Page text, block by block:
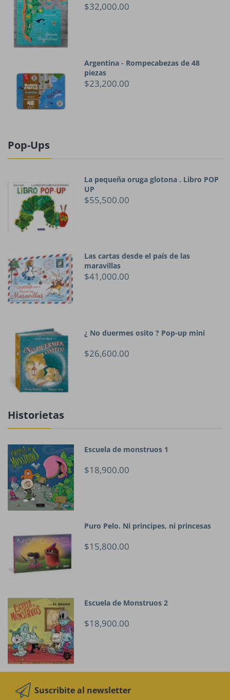
$32,000.00
Argentina - Rompecabezas de 48
piezas
$23,200.00
Pop-Ups
La pequeña oruga glotona . Libro POP
UP
$55,500.00
Las cartas desde el país de las
maravillas
$41,000.00
¿ No duermes osito ? Pop-up mini
$26,600.00
Historietas
Escuela de monstruos 1
$18,900.00
Puro Pelo. Ni principes, ni princesas
$15,800.00
Escuela de Monstruos 2
$18,900.00
Suscribite al newsletter